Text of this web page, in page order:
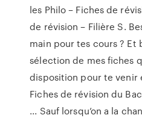
les Philo – Fiches de
de révision – Filière S.
main pour tes cours ? Et
sélection de mes fiches
disposition pour te venir
Fiches de révision du Bac
... Sauf lorsqu’on a la